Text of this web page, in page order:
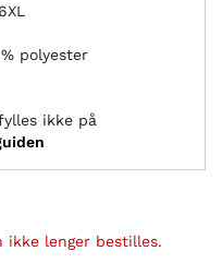
polyester
ikke på
lenger bestilles.